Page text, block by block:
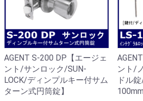
AGENT S-200 DP【エージェ
ント/サンロック/SUN-
LOCK/ディンプルキー付サム
ターン式円筒錠】
ント/
ドル
100mm